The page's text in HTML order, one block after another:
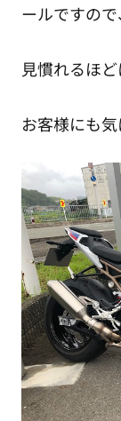
ールですので
見慣れるほど
お客様にも